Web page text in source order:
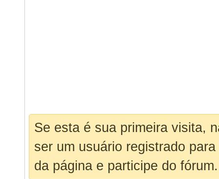
Se esta é sua primeira visita,
ser um usuário registrado
da página e participe do fórum.